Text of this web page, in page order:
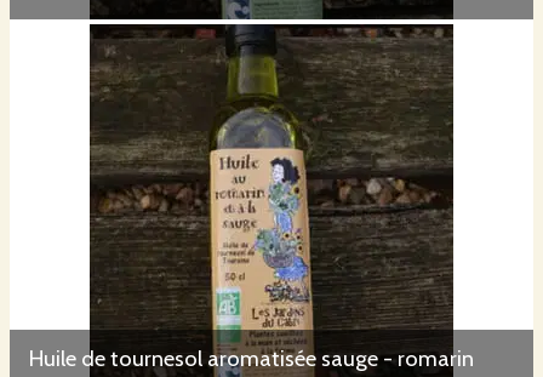
Huile de tournesol aromatisée sauge - romarin